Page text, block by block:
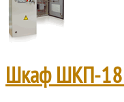
Шкаф ШКП-18